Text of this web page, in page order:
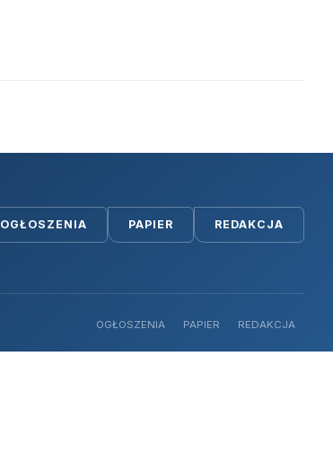
OGŁOSZENIA PAPIER REDAKCJA
OGŁOSZENIA PAPIER REDAKCJA